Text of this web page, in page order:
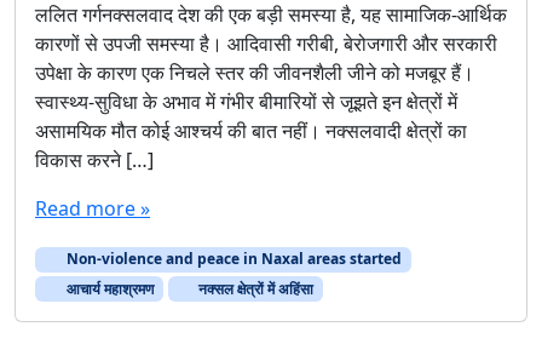
ललित गर्गनक्सलवाद देश की एक बड़ी समस्या है, यह सामाजिक-आर्थिक
कारणों से उपजी समस्या है। आदिवासी गरीबी, बेरोजगारी और सरकारी
उपेक्षा के कारण एक निचले स्तर की जीवनशैली जीने को मजबूर हैं।
स्वास्थ्य-सुविधा के अभाव में गंभीर बीमारियों से जूझते इन क्षेत्रों में
असामयिक मौत कोई आश्चर्य की बात नहीं। नक्सलवादी क्षेत्रों का
विकास करने […]
Read more »
Non-violence and peace in Naxal areas started
आचार्य महाश्रमण
नक्सल क्षेत्रों में अहिंसा